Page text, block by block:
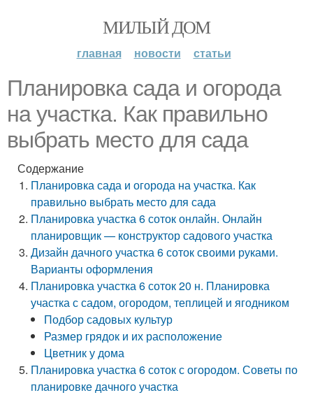
МИЛЫЙ ДОМ
главная новости статьи
Планировка сада и огорода
на участка. Как правильно
выбрать место для сада
Содержание
Планировка сада и огорода на участка. Как
правильно выбрать место для сада
Планировка участка 6 соток онлайн. Онлайн
планировщик — конструктор садового участка
Дизайн дачного участка 6 соток своими руками.
Варианты оформления
Планировка участка 6 соток 20 н. Планировка
участка с садом, огородом, теплицей и ягодником
Подбор садовых культур
Размер грядок и их расположение
Цветник у дома
Планировка участка 6 соток с огородом. Советы по
планировке дачного участка